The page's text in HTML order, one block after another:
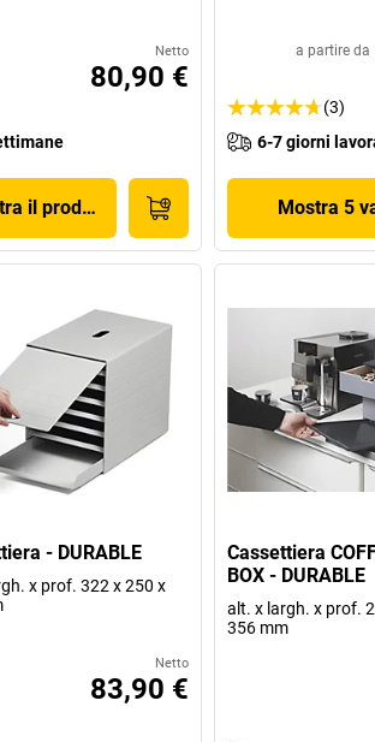
Netto
80,90 €
il prodotto
a partire da
(3)
6-7 giorni
Mostra 5
- DURABLE
x prof. 322 x 250 x
Netto
83,90 €
Cassettiera
BOX - DURABLE
alt. x largh. x prof.
356 mm